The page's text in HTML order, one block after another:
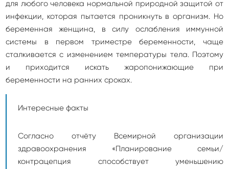
для любого человека нормальной природной защитой от
инфекции, которая пытается проникнуть в организм. Но
беременная женщина, в силу ослабления иммунной
системы в первом триместре беременности, чаще
сталкивается с изменением температуры тела. Поэтому
и приходится искать жаропонижающие при
беременности на ранних сроках.
Интересные факты
Согласно отчёту Всемирной организации
здравоохранения «Планирование семьи/
контрацепция способствует уменьшению